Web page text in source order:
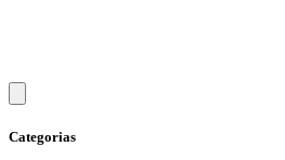
Categorias